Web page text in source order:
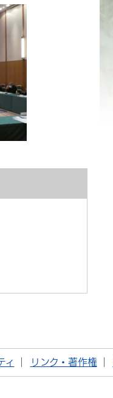
ィ リンク・著作権